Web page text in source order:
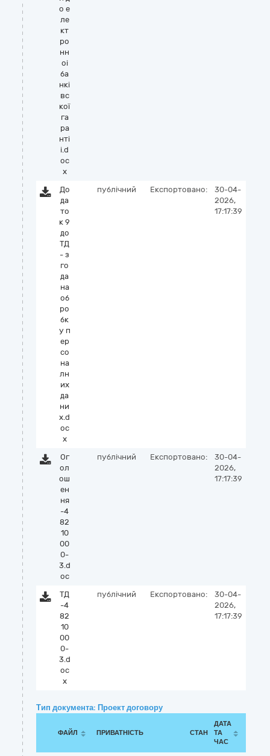
о е
ле
кт
ро
нн
оi
ба
нкi
вс
кої
га
ра
нтi
i.d
oc
x
До
да
то
к 9
до
ТД
- з
го
да
на
об
ро
бк
у п
ер
со
на
лн
их
да
ни
х.d
oc
x
публічний Експортовано:
30-04-
2026,
17:17:39
Ог
ол
ош
ен
ня
-4
82
10
00
0-
3.d
oc
публічний Експортовано:
30-04-
2026,
17:17:39
ТД
-4
82
10
00
0-
3.d
oc
x
публічний Експортовано:
30-04-
2026,
17:17:39
Тип документа: Проект договору
ФАЙЛ ПРИВАТНІСТЬ СТАН
ДАТА
ТА
ЧАС